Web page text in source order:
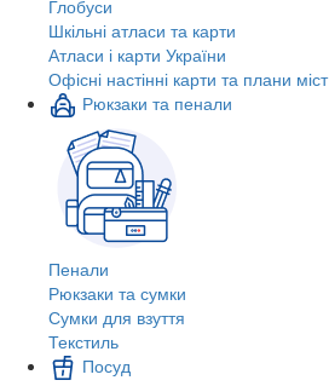
Глобуси
Шкільні атласи та карти
Атласи і карти України
Офісні настінні карти та плани міст
Рюкзаки та пенали
Пенали
Рюкзаки та сумки
Сумки для взуття
Текстиль
Посуд